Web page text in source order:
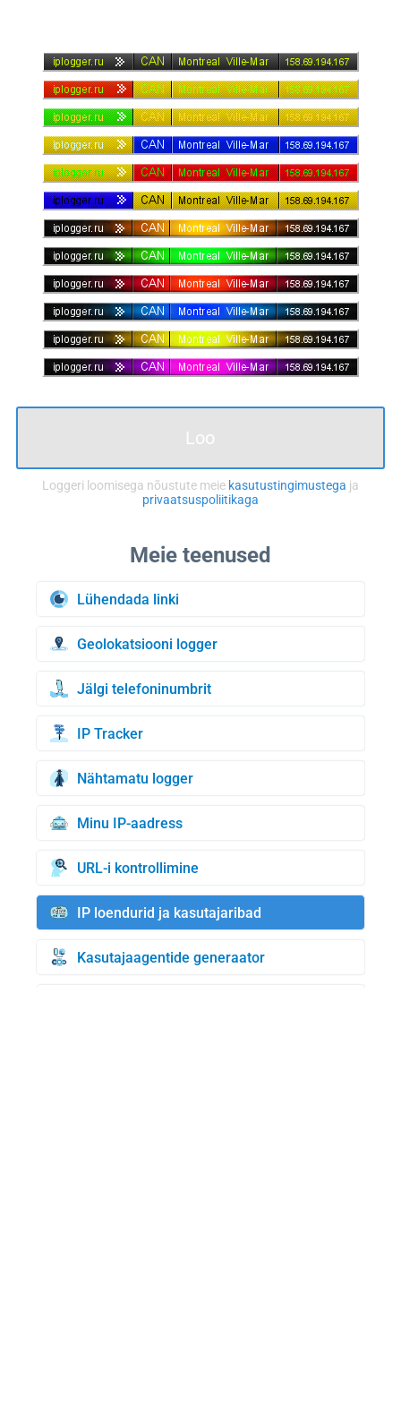
Loo
Loggeri loomisega nõustute meie kasutustingimustega ja
privaatsuspoliitikaga
Lühendada linki
Geolokatsiooni logger
Jälgi telefoninumbrit
IP Tracker
Nähtamatu logger
Minu IP-aadress
URL-i kontrollimine
IP loendurid ja kasutajaribad
Kasutajaagentide generaator